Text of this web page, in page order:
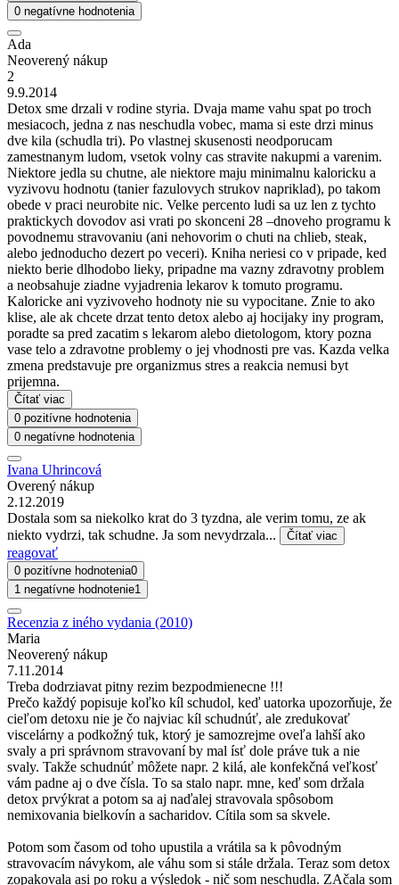
0 negatívne hodnotenia
Ada
Neoverený nákup
2
9.9.2014
Detox sme drzali v rodine styria. Dvaja mame vahu spat po troch
mesiacoch, jedna z nas neschudla vobec, mama si este drzi minus
dve kila (schudla tri). Po vlastnej skusenosti neodporucam
zamestnanym ludom, vsetok volny cas stravite nakupmi a varenim.
Niektore jedla su chutne, ale niektore maju minimalnu kaloricku a
vyzivovu hodnotu (tanier fazulovych strukov napriklad), po takom
obede v praci neurobite nic. Velke percento ludi sa uz len z tychto
praktickych dovodov asi vrati po skonceni 28 –dnoveho programu k
povodnemu stravovaniu (ani nehovorim o chuti na chlieb, steak,
alebo jednoducho dezert po veceri). Kniha neriesi co v pripade, ked
niekto berie dlhodobo lieky, pripadne ma vazny zdravotny problem
a neobsahuje ziadne vyjadrenia lekarov k tomuto programu.
Kaloricke ani vyzivoveho hodnoty nie su vypocitane. Znie to ako
klise, ale ak chcete drzat tento detox alebo aj hocijaky iny program,
poradte sa pred zacatim s lekarom alebo dietologom, ktory pozna
vase telo a zdravotne problemy o jej vhodnosti pre vas. Kazda velka
zmena predstavuje pre organizmus stres a reakcia nemusi byt
prijemna.
Čítať viac
0 pozitívne hodnotenia
0 negatívne hodnotenia
Ivana Uhrincová
Overený nákup
2.12.2019
Dostala som sa niekolko krat do 3 tyzdna, ale verim tomu, ze ak
niekto vydrzi, tak schudne. Ja som nevydrzala...
Čítať viac
reagovať
0 pozitívne hodnotenia0
1 negatívne hodnotenie1
Recenzia z iného vydania (2010)
Maria
Neoverený nákup
7.11.2014
Treba dodrziavat pitny rezim bezpodmienecne !!!
Prečo každý popisuje koľko kíl schudol, keď uatorka upozorňuje, že
cieľom detoxu nie je čo najviac kíl schudnúť, ale zredukovať
viscelárny a podkožný tuk, ktorý je samozrejme oveľa lahší ako
svaly a pri správnom stravovaní by mal ísť dole práve tuk a nie
svaly. Takže schudnúť môžete napr. 2 kilá, ale konfekčná veľkosť
vám padne aj o dve čísla. To sa stalo napr. mne, keď som držala
detox prvýkrat a potom sa aj naďalej stravovala spôsobom
nemixovania bielkovín a sacharidov. Cítila som sa skvele.
Potom som časom od toho upustila a vrátila sa k pôvodným
stravovacím návykom, ale váhu som si stále držala. Teraz som detox
zopakovala asi po roku a výsledok - nič som neschudla. ZAčala som